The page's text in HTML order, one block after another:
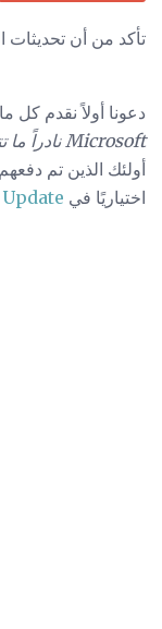
تأكد من أن تحديثات
دعونا أولاً نقدم كل
Microsoft نادراً ما تتسبب في حدوث مشكلات
أولئك الذين تم
اختياريًا في